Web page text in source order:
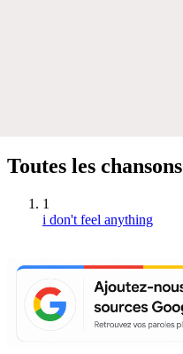
Toutes les chansons
1
i don't feel anything